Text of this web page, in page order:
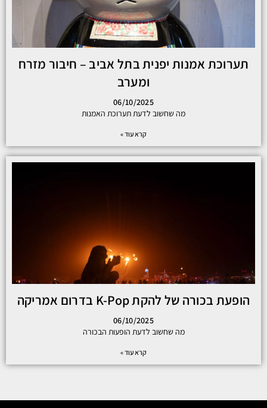
תערוכת אמנות יפנית בתל אביב – חיבור מזרח
ומערב
06/10/2025
מה שחשוב לדעת תערוכת האמנות
קרא עוד »
הופעת בכורה של להקת K-Pop בדרום אמריקה
06/10/2025
מה שחשוב לדעת הופעות הבכורה
קרא עוד »